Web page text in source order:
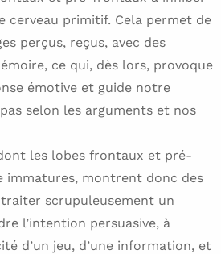
cerveau primitif. Cela permet de
perçus, reçus, avec des
ce qui, dès lors, provoque
émotive et guide notre
selon les arguments et nos
les lobes frontaux et pré-
immatures, montrent donc des
scrupuleusement un
l’intention persuasive, à
d’un jeu, d’une information, et